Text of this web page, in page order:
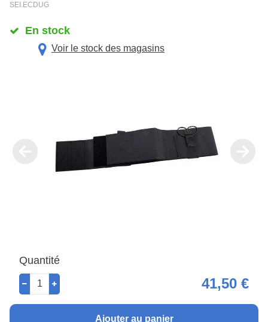
SEI.ECDUG
En stock
Voir le stock des magasins
Quantité
41,50 €
Ajouter au panier